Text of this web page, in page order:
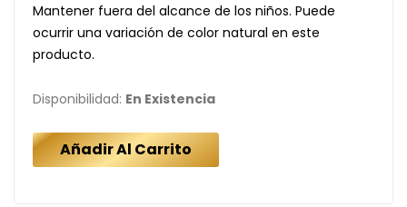
Mantener fuera del alcance de los niños. Puede
ocurrir una variación de color natural en este
producto.
Disponibilidad: En Existencia
Añadir Al Carrito